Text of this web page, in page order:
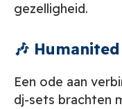
gezelligheid.
🎶 Humanited
Een ode aan
dj-sets brachten